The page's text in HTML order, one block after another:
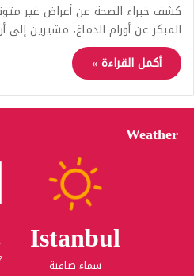
كشف خبراء الصحة عن أعراض غير
المبكر عن أورام الدماغ، مشيرين
أكمل القراءة »
Weather
Istanbul
سماء صافية